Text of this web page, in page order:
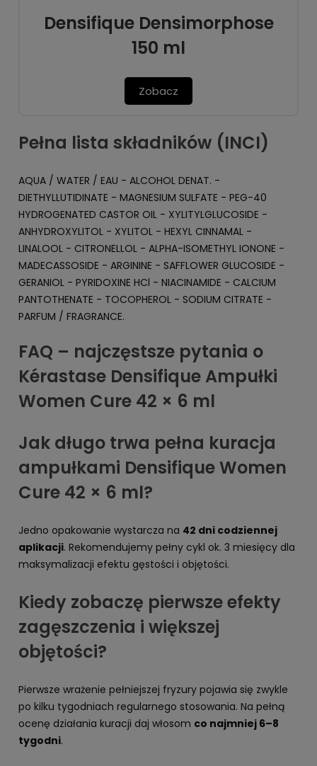
Densifique Densimorphose
150 ml
Zobacz
Pełna lista składników (INCI)
AQUA / WATER / EAU - ALCOHOL DENAT. -
DIETHYLLUTIDINATE - MAGNESIUM SULFATE - PEG-40
HYDROGENATED CASTOR OIL - XYLITYLGLUCOSIDE -
ANHYDROXYLITOL - XYLITOL - HEXYL CINNAMAL -
LINALOOL - CITRONELLOL - ALPHA-ISOMETHYL IONONE -
MADECASSOSIDE - ARGININE - SAFFLOWER GLUCOSIDE -
GERANIOL - PYRIDOXINE HCl - NIACINAMIDE - CALCIUM
PANTOTHENATE - TOCOPHEROL - SODIUM CITRATE -
PARFUM / FRAGRANCE.
FAQ – najczęstsze pytania o
Kérastase Densifique Ampułki
Women Cure 42 × 6 ml
Jak długo trwa pełna kuracja
ampułkami Densifique Women
Cure 42 × 6 ml?
Jedno opakowanie wystarcza na 42 dni codziennej
aplikacji. Rekomendujemy pełny cykl ok. 3 miesięcy dla
maksymalizacji efektu gęstości i objętości.
Kiedy zobaczę pierwsze efekty
zagęszczenia i większej
objętości?
Pierwsze wrażenie pełniejszej fryzury pojawia się zwykle
po kilku tygodniach regularnego stosowania. Na pełną
ocenę działania kuracji daj włosom co najmniej 6–8
tygodni.